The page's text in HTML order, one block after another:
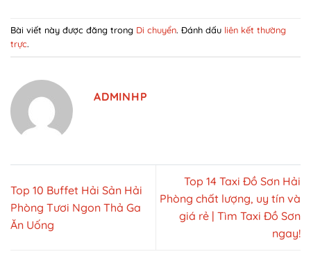
Bài viết này được đăng trong Di chuyển. Đánh dấu liên kết thường
trực.
ADMINHP
Top 10 Buffet Hải Sản Hải
Phòng Tươi Ngon Thả Ga
Ăn Uống
Top 14 Taxi Đồ Sơn Hải
Phòng chất lượng, uy tín và
giá rẻ | Tìm Taxi Đồ Sơn
ngay!